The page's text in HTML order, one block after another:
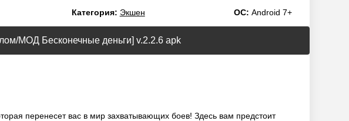
Категория: Экшен ОС: Android 7+
МОД Бесконечные деньги] v.2.2.6 apk
перенесет вас в мир захватывающих боев! Здесь вам предстоит